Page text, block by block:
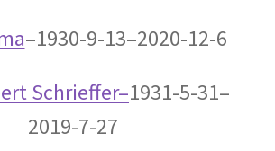
3月8日 – 1968年7月28日】
–1930-9-13–2020-12-6
Schrieffer–1931-5-31–
2019-7-27